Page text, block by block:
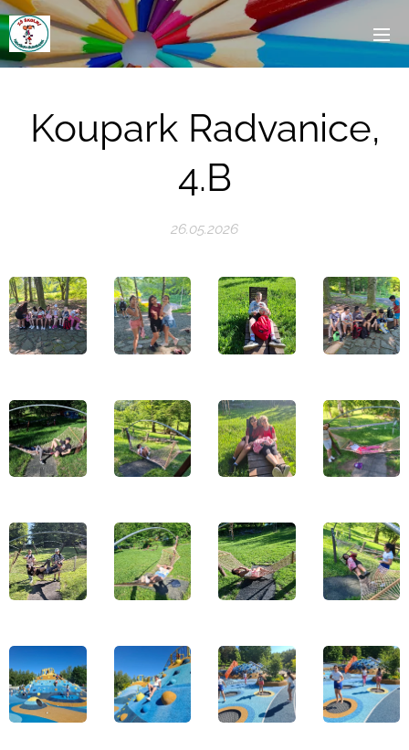
Koupark Radvanice,
4.B
26.05.2026